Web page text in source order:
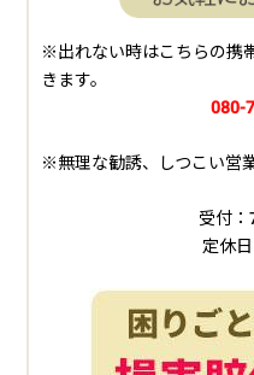
※出れない時はこちらの携
きます。
080-
※無理な勧誘、しつこい営
受付
定休